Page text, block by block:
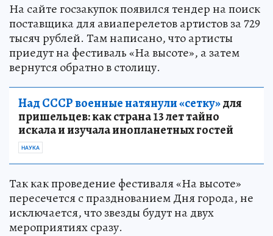
На сайте госзакупок появился тендер на поиск
поставщика для авиаперелетов артистов за 729
тысяч рублей. Там написано, что артисты
приедут на фестиваль «На высоте», а затем
вернутся обратно в столицу.
Над СССР военные натянули «сетку»для
пришельцев: как страна 13 лет тайно
искала и изучала инопланетных гостей
НАУКА
Так как проведение фестиваля «На высоте»
пересечется с празднованием Дня города, не
исключается, что звезды будут на двух
мероприятиях сразу.